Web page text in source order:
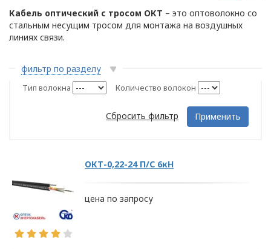
Кабель оптический с тросом ОКТ – это оптоволокно со
стальным несущим тросом для монтажа на воздушных
линиях связи.
Тип волокна Количество волокон
Сбросить фильтр Применить
фильтр по разделу
ОКТ-0,22-24 П/C 6кН
цена по запросу